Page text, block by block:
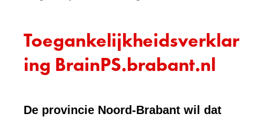
Toegankelijkheidsverklar
ing BrainPS.brabant.nl
De provincie Noord-Brabant wil dat